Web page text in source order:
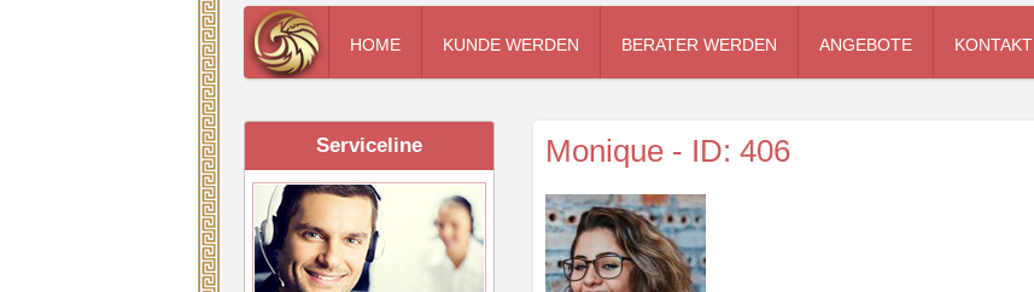
HOME KUNDE WERDEN BERATER WERDEN ANGEBOTE KONTAKT
Serviceline Monique - ID: 406